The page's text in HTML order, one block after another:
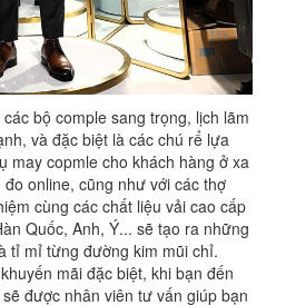
các bộ comple sang trọng, lịch lãm
và đặc biệt là các chú rể lựa
may copmle cho khách hàng ở xa
online, cũng như với các thợ
cùng các chất liệu vải cao cấp
Quốc, Anh, Ý... sẽ tạo ra những
tỉ mỉ từng đường kim mũi chỉ.
mãi đặc biệt, khi bạn đến
sẽ được nhân viên tư vấn giúp bạn